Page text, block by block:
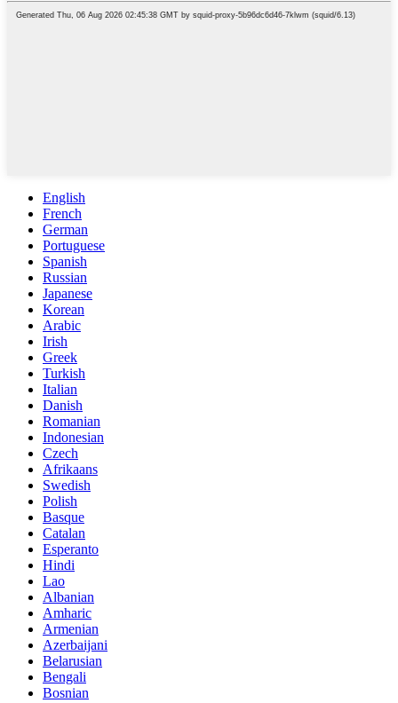
English
French
German
Portuguese
Spanish
Russian
Japanese
Korean
Arabic
Irish
Greek
Turkish
Italian
Danish
Romanian
Indonesian
Czech
Afrikaans
Swedish
Polish
Basque
Catalan
Esperanto
Hindi
Lao
Albanian
Amharic
Armenian
Azerbaijani
Belarusian
Bengali
Bosnian